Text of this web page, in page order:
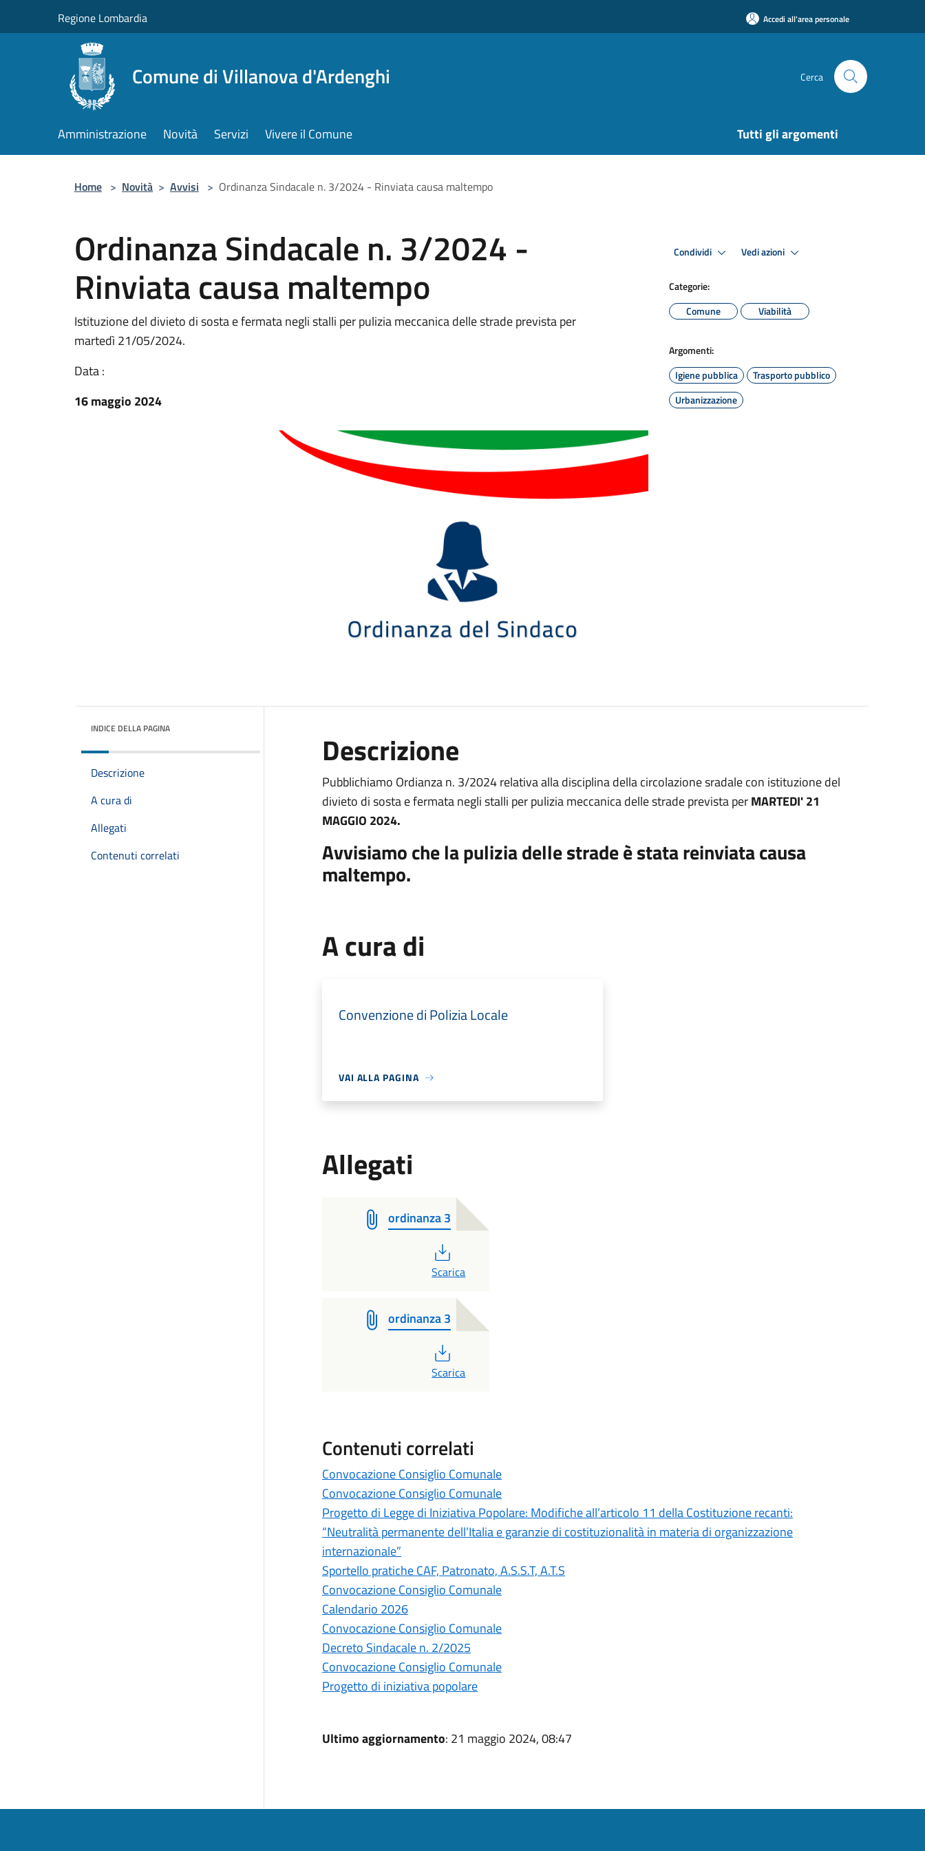
Regione Lombardia Accedi all'area personale
Comune di Villanova d'Ardenghi Cerca
Amministrazione Novità Servizi Vivere il Comune Tutti gli argomenti
Home > Novità > Avvisi > Ordinanza Sindacale n. 3/2024 - Rinviata causa maltempo
Ordinanza Sindacale n. 3/2024 -
Rinviata causa maltempo
Istituzione del divieto di sosta e fermata negli stalli per pulizia meccanica delle strade prevista per
martedì 21/05/2024.
Data :
16 maggio 2024
Condividi Vedi azioni
Categorie:
Comune
Viabilità
Argomenti:
Igiene pubblica
Trasporto pubblico
Urbanizzazione
INDICE DELLA PAGINA
Descrizione
A cura di
Allegati
Contenuti correlati
Descrizione
Pubblichiamo Ordianza n. 3/2024 relativa alla disciplina della circolazione sradale con istituzione del
divieto di sosta e fermata negli stalli per pulizia meccanica delle strade prevista perMARTEDI' 21
MAGGIO 2024.
Avvisiamo che la pulizia delle strade è stata reinviata causa
maltempo.
A cura di
Convenzione di Polizia Locale
VAI ALLA PAGINA
Allegati
ordinanza 3
PDF
Scarica
ordinanza 3
PDF
Scarica
Contenuti correlati
Convocazione Consiglio Comunale
Convocazione Consiglio Comunale
Progetto di Legge di Iniziativa Popolare: Modifiche all’articolo 11 della Costituzione recanti:
“Neutralità permanente dell’Italia e garanzie di costituzionalità in materia di organizzazione
internazionale”
Sportello pratiche CAF, Patronato, A.S.S.T, A.T.S
Convocazione Consiglio Comunale
Calendario 2026
Convocazione Consiglio Comunale
Decreto Sindacale n. 2/2025
Convocazione Consiglio Comunale
Progetto di iniziativa popolare
Ultimo aggiornamento: 21 maggio 2024, 08:47